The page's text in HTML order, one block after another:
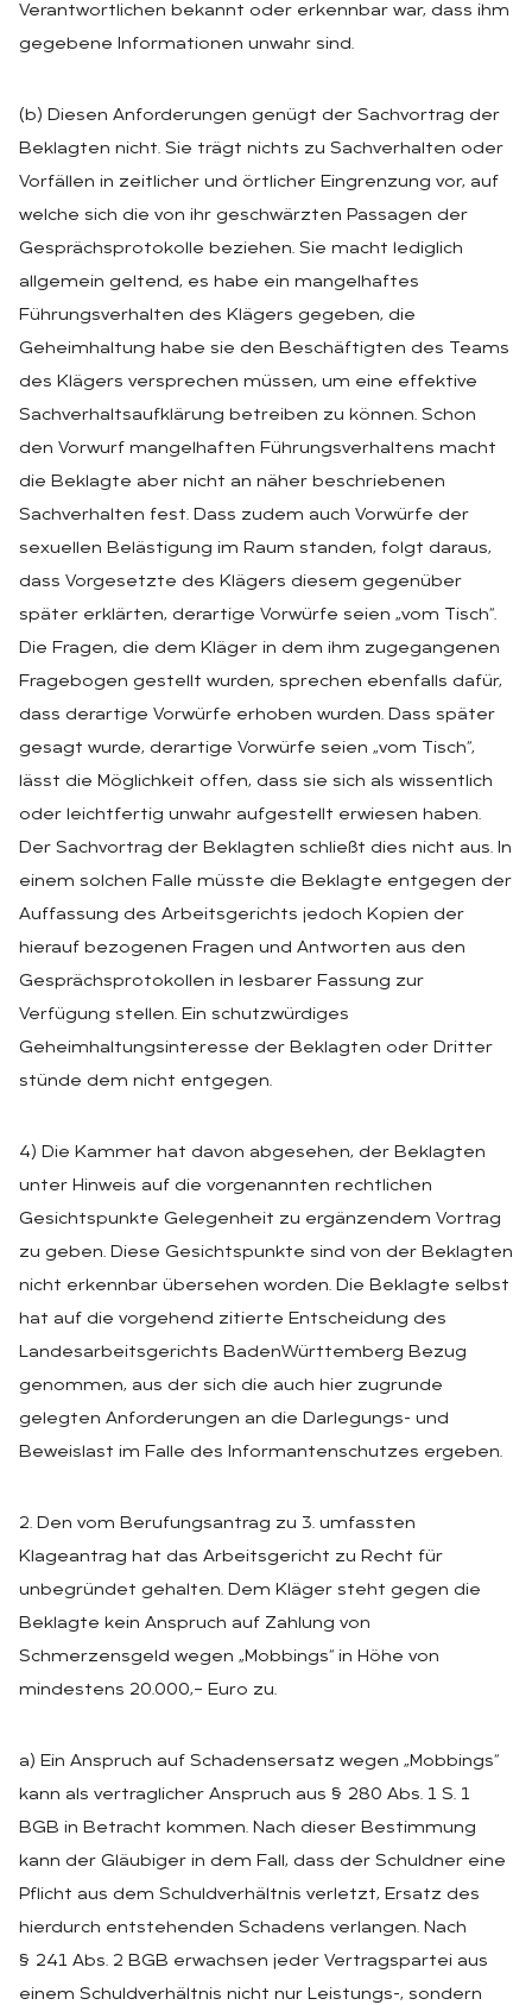
Verantwortlichen bekannt oder erkennbar war, dass ihm
gegebene Informationen unwahr sind.
(b) Diesen Anforderungen genügt der Sachvortrag der
Beklagten nicht. Sie trägt nichts zu Sachverhalten oder
Vorfällen in zeitlicher und örtlicher Eingrenzung vor, auf
welche sich die von ihr geschwärzten Passagen der
Gesprächsprotokolle beziehen. Sie macht lediglich
allgemein geltend, es habe ein mangelhaftes
Führungsverhalten des Klägers gegeben, die
Geheimhaltung habe sie den Beschäftigten des Teams
des Klägers versprechen müssen, um eine effektive
Sachverhaltsaufklärung betreiben zu können. Schon
den Vorwurf mangelhaften Führungsverhaltens macht
die Beklagte aber nicht an näher beschriebenen
Sachverhalten fest. Dass zudem auch Vorwürfe der
sexuellen Belästigung im Raum standen, folgt daraus,
dass Vorgesetzte des Klägers diesem gegenüber
später erklärten, derartige Vorwürfe seien „vom Tisch“.
Die Fragen, die dem Kläger in dem ihm zugegangenen
Fragebogen gestellt wurden, sprechen ebenfalls dafür,
dass derartige Vorwürfe erhoben wurden. Dass später
gesagt wurde, derartige Vorwürfe seien „vom Tisch“,
lässt die Möglichkeit offen, dass sie sich als wissentlich
oder leichtfertig unwahr aufgestellt erwiesen haben.
Der Sachvortrag der Beklagten schließt dies nicht aus. In
einem solchen Falle müsste die Beklagte entgegen der
Auffassung des Arbeitsgerichts jedoch Kopien der
hierauf bezogenen Fragen und Antworten aus den
Gesprächsprotokollen in lesbarer Fassung zur
Verfügung stellen. Ein schutzwürdiges
Geheimhaltungsinteresse der Beklagten oder Dritter
stünde dem nicht entgegen.
4) Die Kammer hat davon abgesehen, der Beklagten
unter Hinweis auf die vorgenannten rechtlichen
Gesichtspunkte Gelegenheit zu ergänzendem Vortrag
zu geben. Diese Gesichtspunkte sind von der Beklagten
nicht erkennbar übersehen worden. Die Beklagte selbst
hat auf die vorgehend zitierte Entscheidung des
Landesarbeitsgerichts BadenWürttemberg Bezug
genommen, aus der sich die auch hier zugrunde
gelegten Anforderungen an die Darlegungs- und
Beweislast im Falle des Informantenschutzes ergeben.
2. Den vom Berufungsantrag zu 3. umfassten
Klageantrag hat das Arbeitsgericht zu Recht für
unbegründet gehalten. Dem Kläger steht gegen die
Beklagte kein Anspruch auf Zahlung von
Schmerzensgeld wegen „Mobbings“ in Höhe von
mindestens 20.000,– Euro zu.
a) Ein Anspruch auf Schadensersatz wegen „Mobbings“
kann als vertraglicher Anspruch aus § 280 Abs. 1 S. 1
BGB in Betracht kommen. Nach dieser Bestimmung
kann der Gläubiger in dem Fall, dass der Schuldner eine
Pflicht aus dem Schuldverhältnis verletzt, Ersatz des
hierdurch entstehenden Schadens verlangen. Nach
§ 241 Abs. 2 BGB erwachsen jeder Vertragspartei aus
einem Schuldverhältnis nicht nur Leistungs-, sondern